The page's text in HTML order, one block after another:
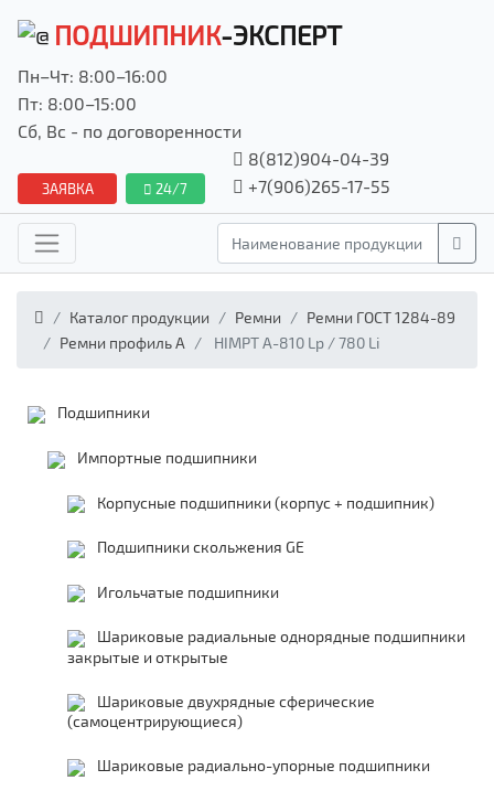
ПОДШИПНИК-ЭКСПЕРТ
Пн–Чт: 8:00–16:00
Пт: 8:00–15:00
Сб, Вс - по договоренности
ЗАЯВКА 24/7
8(812)904-04-39
+7(906)265-17-55
Каталог продукции Ремни
Ремни ГОСТ 1284-89
Ремни профиль А
HIMPT А-810 Lp / 780 Li
Подшипники
Импортные подшипники
Корпусные подшипники (корпус + подшипник)
Подшипники скольжения GE
Игольчатые подшипники
Шариковые радиальные однорядные подшипники
закрытые и открытые
Шариковые двухрядные сферические
(самоцентрирующиеся)
Шариковые радиально-упорные подшипники